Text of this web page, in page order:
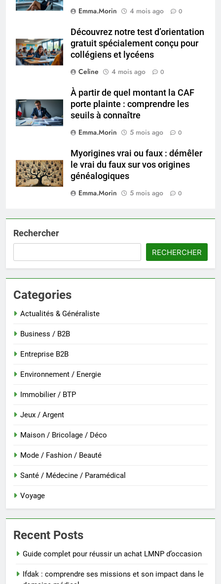
Emma.Morin
4 mois ago 0
Découvrez notre test d’orientation
gratuit spécialement conçu pour
collégiens et lycéens
Celine
4 mois ago 0
À partir de quel montant la CAF
porte plainte : comprendre les
seuils à connaître
Emma.Morin
5 mois ago 0
Myorigines vrai ou faux : démêler
le vrai du faux sur vos origines
généalogiques
Emma.Morin
5 mois ago 0
Rechercher
RECHERCHER
Categories
Actualités & Généraliste
Business / B2B
Entreprise B2B
Environnement / Energie
Immobilier / BTP
Jeux / Argent
Maison / Bricolage / Déco
Mode / Fashion / Beauté
Santé / Médecine / Paramédical
Voyage
Recent Posts
Guide complet pour réussir un achat LMNP d’occasion
Ifdak : comprendre ses missions et son impact dans le